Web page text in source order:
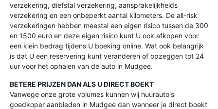
verzekering, diefstal verzekering, aansprakelijkheids
verzekering en een onbeperkt aantal kilometers. De all-risk
verzekeringen hebben meestal een eigen risico tussen de 300
en 1500 euro en deze eigen risico kunt U ook afkopen voor
een klein bedrag tijdens U boeking online. Wat ook belangrijk
is dat U een reservering kunt veranderen of opzeggen tot 24
uur voor het ophalen van de auto in Mudgee.
BETERE PRIJZEN DAN ALS U DIRECT BOEKT
Vanwege onze grote volumes kunnen wij huurauto's
goedkoper aanbieden in Mudgee dan wanneer je direct boekt